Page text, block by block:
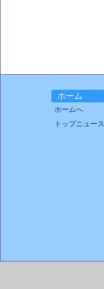
ホーム
ホームへ
トップニュース